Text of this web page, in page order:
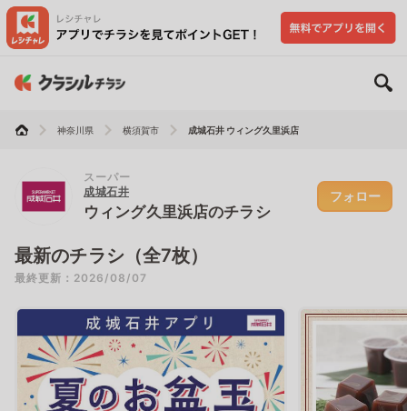
神奈川県 横須賀市 成城石井 ウィング久里浜店
スーパー
成城石井
ウィング久里浜店のチラシ
フォロー
最新のチラシ（全7枚）
最終更新：2026/08/07